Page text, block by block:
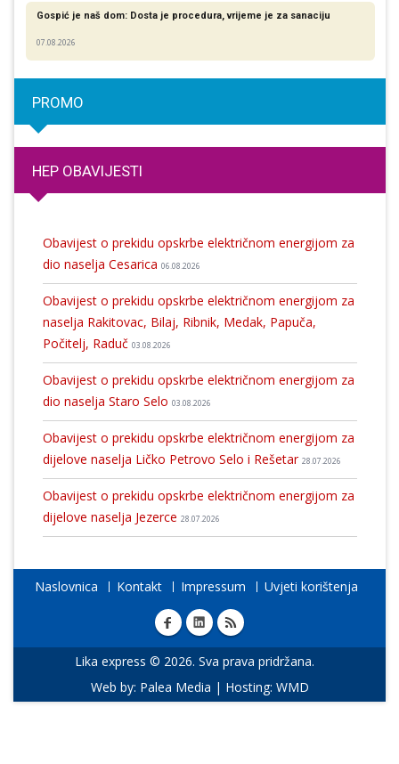
Gospić je naš dom: Dosta je procedura, vrijeme je za sanaciju
07.08.2026
PROMO
HEP OBAVIJESTI
Obavijest o prekidu opskrbe električnom energijom za
dio naselja Cesarica 06.08.2026
Obavijest o prekidu opskrbe električnom energijom za
naselja Rakitovac, Bilaj, Ribnik, Medak, Papuča,
Počitelj, Raduč 03.08.2026
Obavijest o prekidu opskrbe električnom energijom za
dio naselja Staro Selo 03.08.2026
Obavijest o prekidu opskrbe električnom energijom za
dijelove naselja Ličko Petrovo Selo i Rešetar 28.07.2026
Obavijest o prekidu opskrbe električnom energijom za
dijelove naselja Jezerce 28.07.2026
Naslovnica Kontakt Impressum Uvjeti korištenja
Lika express © 2026. Sva prava pridržana.
Web by: Palea Media | Hosting: WMD